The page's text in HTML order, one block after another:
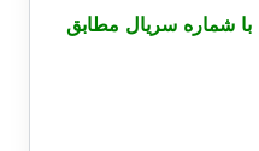
شماره سریال مطابق